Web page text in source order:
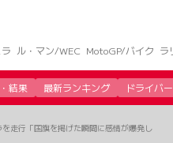
ル・マン/WEC MotoGP/バイク ラ
結果 最新ランキング ドライバー
走行「国旗を掲げた瞬間に感情が爆発し